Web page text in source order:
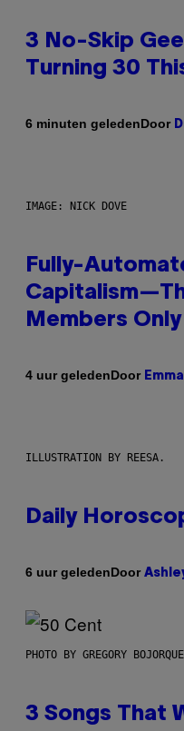
3 No-Skip
Turning 30
6 minuten geledenDoor
IMAGE: NICK DOVE
Fully-
Members Only
4 uur geledenDoor
ILLUSTRATION BY REESA.
Daily
6 uur geledenDoor
PHOTO BY GREGORY
3 Songs That